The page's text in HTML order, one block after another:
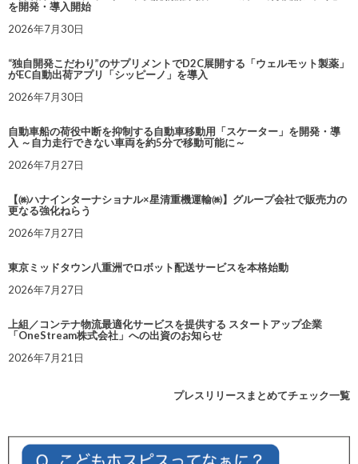
を開発・導入開始
2026年7月30日
“独自開発こだわり”のサプリメントでD2C展開する「ウェルモット製薬」
がEC自動出荷アプリ「シッピーノ」を導入
2026年7月30日
自動車船の荷役中断を抑制する自動車移動用「スケーター」を開発・導
入 ～自力走行できない車両を約5分で移動可能に～
2026年7月27日
【㈱ハナインターナショナル×星清重機運輸㈱】グループ会社で販売力の
更なる強化ねらう
2026年7月27日
東京ミッドタウン八重洲でロボット配送サービスを本格始動
2026年7月27日
上組／コンテナ物流最適化サービスを提供する スタートアップ企業
「OneStream株式会社」への出資のお知らせ
2026年7月21日
プレスリリースまとめてチェック一覧